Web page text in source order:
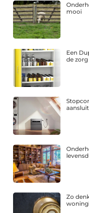
mooi
Een
de zorg
Zo